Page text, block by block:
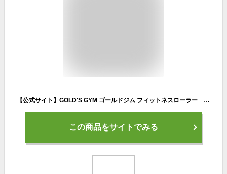
【公式サイト】GOLD'S GYM ゴールドジム フィットネスローラー T5500 | 腹筋ローラー アブローラー 筋トレ
この商品をサイトでみる